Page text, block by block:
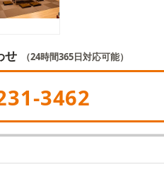
せ （24時間365日対応可能）
3462